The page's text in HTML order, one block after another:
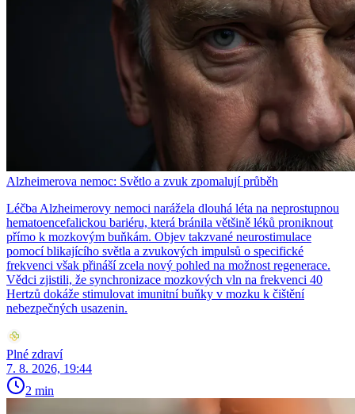
Alzheimerova nemoc: Světlo a zvuk zpomalují průběh
Léčba Alzheimerovy nemoci narážela dlouhá léta na neprostupnou
hematoencefalickou bariéru, která bránila většině léků proniknout
přímo k mozkovým buňkám. Objev takzvané neurostimulace
pomocí blikajícího světla a zvukových impulsů o specifické
frekvenci však přináší zcela nový pohled na možnost regenerace.
Vědci zjistili, že synchronizace mozkových vln na frekvenci 40
Hertzů dokáže stimulovat imunitní buňky v mozku k čištění
nebezpečných usazenin.
Plné zdraví
7. 8. 2026, 19:44
2 min